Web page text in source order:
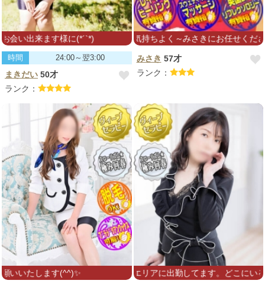
出来ます様に(*´`*)
時間 24:00～翌3:00
まきだい 50才
ランク：
心も身体も気持ちよく～みさきにお任せください
みさき 57才
ランク：
いたします(^^)✨ いろいろなエリアに出勤してます。どこにいるか